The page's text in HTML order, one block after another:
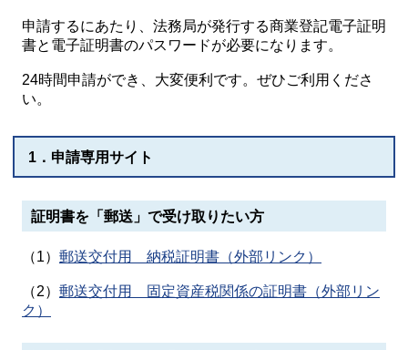
申請するにあたり、法務局が発行する商業登記電子証明
書と電子証明書のパスワードが必要になります。
24時間申請ができ、大変便利です。ぜひご利用くださ
い。
1．申請専用サイト
証明書を「郵送」で受け取りたい方
（1） 郵送交付用 納税証明書（外部リンク）
（2） 郵送交付用 固定資産税関係の証明書（外部リン
ク）